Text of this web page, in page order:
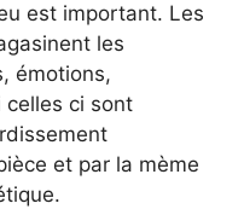
est important. Les
les
émotions,
celles ci sont
et par la mème